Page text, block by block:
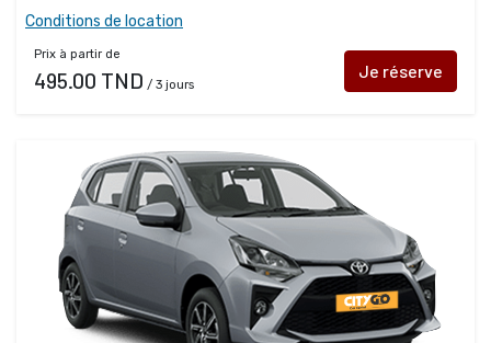
Conditions de location
Prix à partir de
495.00 TND / 3 jours
Je réserve